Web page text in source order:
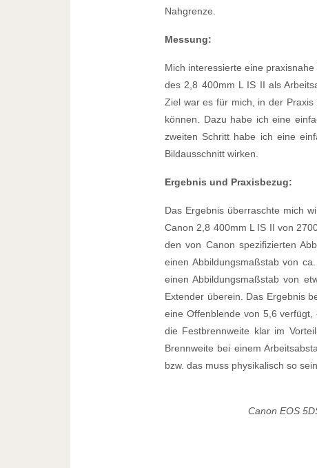
Nahgrenze.
Messung:
Mich interessierte eine
des 2,8 400mm L IS II als
Ziel war es für mich, in der
können. Dazu habe ich eine
zweiten Schritt habe ich eine
Bildausschnitt wirken.
Ergebnis und Praxisbezug:
Das Ergebnis überraschte mich
Canon 2,8 400mm L IS II von
den von Canon spezifizierten
einen Abbildungsmaßstab von
einen Abbildungsmaßstab von
Extender überein. Das Ergebnis
eine Offenblende von 5,6
die Festbrennweite klar im
Brennweite bei einem
bzw. das muss physikalisch so
Canon EOS